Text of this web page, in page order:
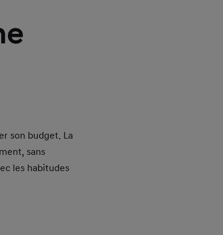
son budget. La
sans
les habitudes